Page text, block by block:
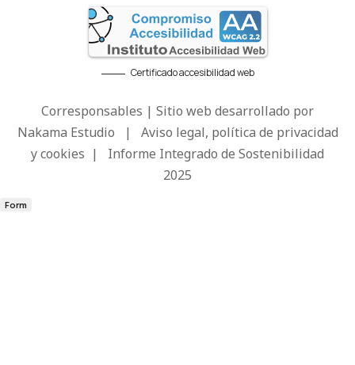
Certificado accesibilidad web
Corresponsables | Sitio web desarrollado por
Nakama Estudio | Aviso legal, política de privacidad
y cookies | Informe Integrado de Sostenibilidad
2025
Form